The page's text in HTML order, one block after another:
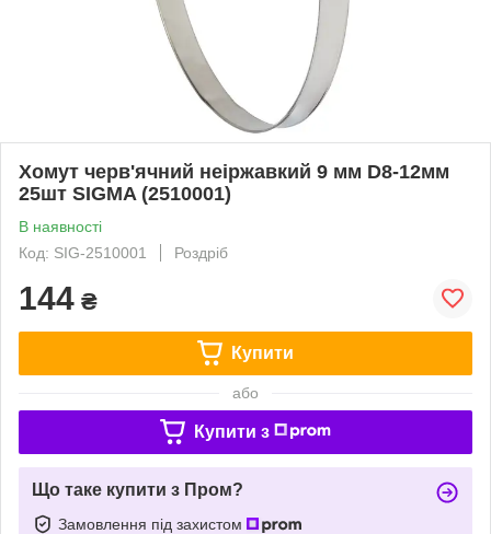
Хомут черв'ячний неіржавкий 9 мм D8-12мм
25шт SIGMA (2510001)
В наявності
Код: SIG-2510001
Роздріб
144 ₴
Купити
або
Купити з
Що таке купити з Пром?
Замовлення під захистом